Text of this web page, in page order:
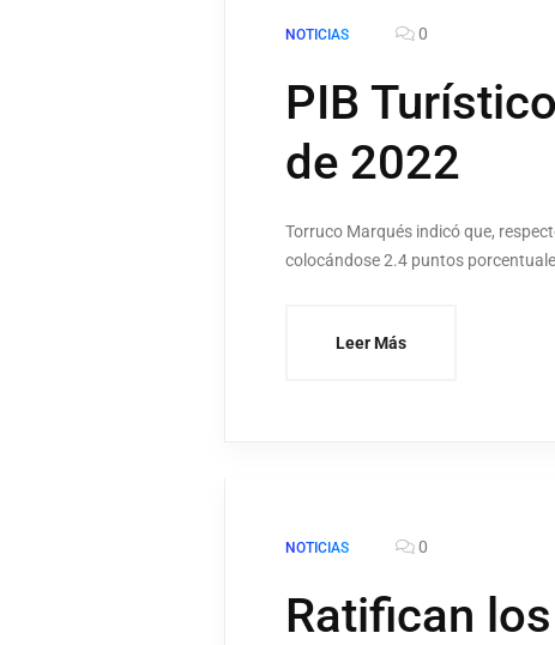
NOTICIAS 0
PIB
de 2022
Torruco Marqués indicó que,
colocándose 2.4 puntos
Leer Más
NOTICIAS 0
Ratifican